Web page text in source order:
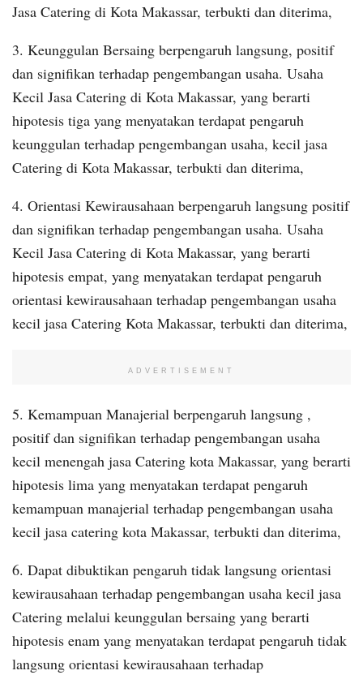
Jasa Catering di Kota Makassar, terbukti dan diterima,
3. Keunggulan Bersaing berpengaruh langsung, positif
dan signifikan terhadap pengembangan usaha. Usaha
Kecil Jasa Catering di Kota Makassar, yang berarti
hipotesis tiga yang menyatakan terdapat pengaruh
keunggulan terhadap pengembangan usaha, kecil jasa
Catering di Kota Makassar, terbukti dan diterima,
4. Orientasi Kewirausahaan berpengaruh langsung positif
dan signifikan terhadap pengembangan usaha. Usaha
Kecil Jasa Catering di Kota Makassar, yang berarti
hipotesis empat, yang menyatakan terdapat pengaruh
orientasi kewirausahaan terhadap pengembangan usaha
kecil jasa Catering Kota Makassar, terbukti dan diterima,
ADVERTISEMENT
5. Kemampuan Manajerial berpengaruh langsung ,
positif dan signifikan terhadap pengembangan usaha
kecil menengah jasa Catering kota Makassar, yang berarti
hipotesis lima yang menyatakan terdapat pengaruh
kemampuan manajerial terhadap pengembangan usaha
kecil jasa catering kota Makassar, terbukti dan diterima,
6. Dapat dibuktikan pengaruh tidak langsung orientasi
kewirausahaan terhadap pengembangan usaha kecil jasa
Catering melalui keunggulan bersaing yang berarti
hipotesis enam yang menyatakan terdapat pengaruh tidak
langsung orientasi kewirausahaan terhadap